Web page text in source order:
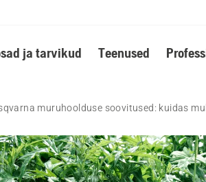
ja tarvikud Teenused
muruhoolduse soovitused: kuidas